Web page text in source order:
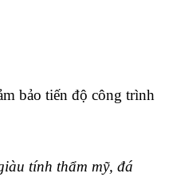
bảo tiến độ công trình
tính thẩm mỹ, đá